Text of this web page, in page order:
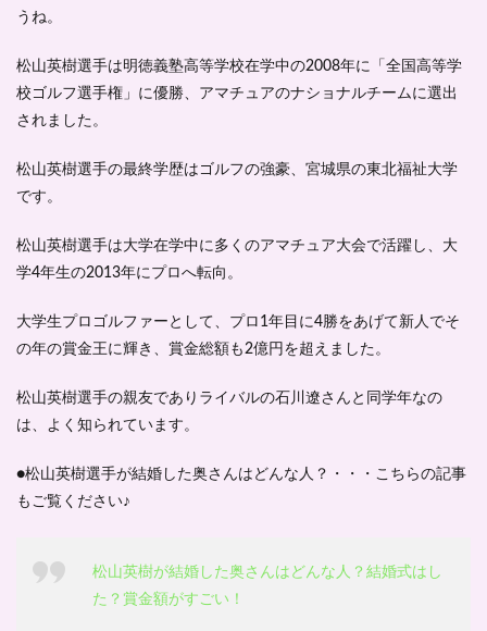
うね。
松山英樹選手は明徳義塾高等学校在学中の2008年に 「全国高等学
校ゴルフ選手権」に優勝、アマチュアのナショナルチームに選出
されました。
松山英樹選手の最終学歴はゴルフの強豪、 宮城県の東北福祉大学
です。
松山英樹選手は大学在学中に多くのアマチュア大会で活躍し、大
学4年生の2013年にプロへ転向 。
大学生プロゴルファーとして、プロ1年目に4勝をあげて新人でそ
の年の賞金王に輝き 、賞金総額も2億円を超えました。
松山英樹選手の親友でありライバルの石川遼さんと同学年なの
は、よく知られています。
●松山英樹選手が結婚した奥さんはどんな人？・・・こちらの記事
もご覧ください♪
松山英樹が結婚した奥さんはどんな人？結婚式はし
た？賞金額がすごい！